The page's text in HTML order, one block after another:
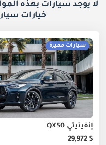
لا يوجد سيارات بهذه
خيارات
سيارات مميزة
إنفينيتي QX50
$ 29,972